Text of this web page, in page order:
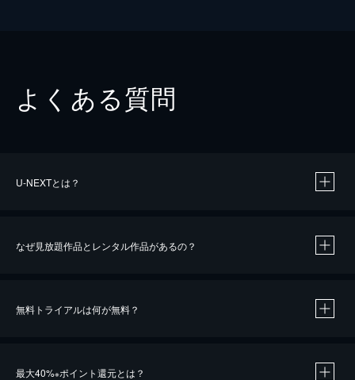
よくある質問
U-NEXTとは？
なぜ見放題作品とレンタル作品があるの？
無料トライアルは何が無料？
最大40%※ポイント還元とは？